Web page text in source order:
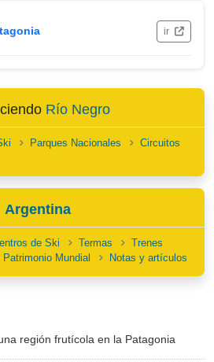
ir
Río Negro
Parques Nacionales
Circuitos
Argentina
de Ski Termas
Trenes
Patrimonio Mundial Notas y artículos
región frutícola en la Patagonia